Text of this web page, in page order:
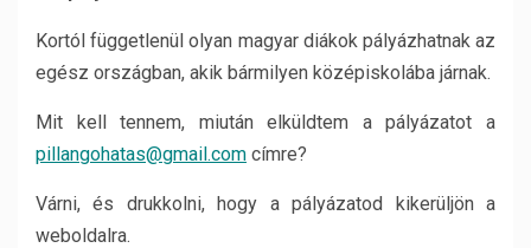
Kortól függetlenül olyan magyar diákok pályázhatnak az
egész országban, akik bármilyen középiskolába járnak.
Mit kell tennem, miután elküldtem a pályázatot a
pillangohatas@gmail.com címre?
Várni, és drukkolni, hogy a pályázatod kikerüljön a
weboldalra.